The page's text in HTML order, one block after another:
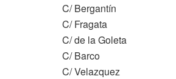
C/ Bergantín
C/ Fragata
C/ de la Goleta
C/ Barco
C/ Velazquez